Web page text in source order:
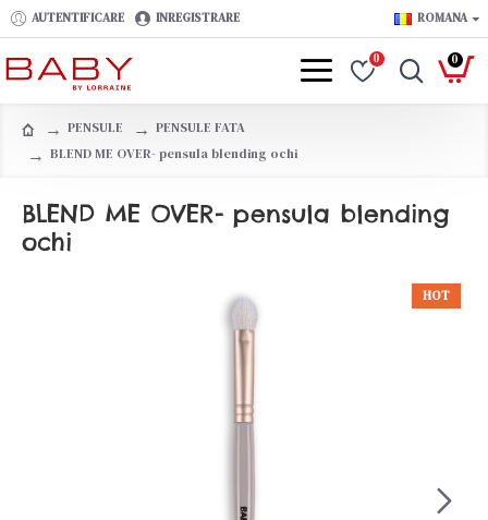
AUTENTIFICARE INREGISTRARE ROMANA
0 0
PENSULE
PENSULE FATA
BLEND ME OVER- pensula blending ochi
BLEND ME OVER- pensula blending
ochi
HOT